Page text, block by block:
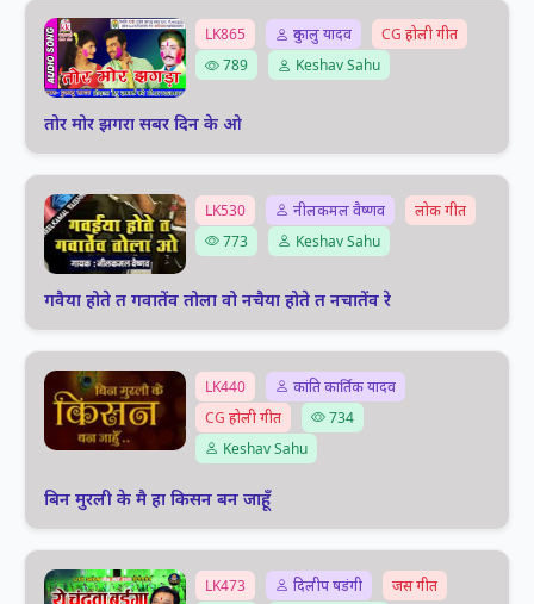
LK865 दुकालु यादव
CG होली गीत
789
Keshav Sahu
तोर मोर झगरा सबर दिन के ओ
LK530 नीलकमल वैष्णव
लोक गीत
773
Keshav Sahu
गवैया होते त गवातेंव तोला वो नचैया होते त नचातेंव रे
LK440
कांति कार्तिक यादव
CG होली गीत
734
Keshav Sahu
बिन मुरली के मै हा किसन बन जाहूँ
LK473 दिलीप षडंगी
जस गीत